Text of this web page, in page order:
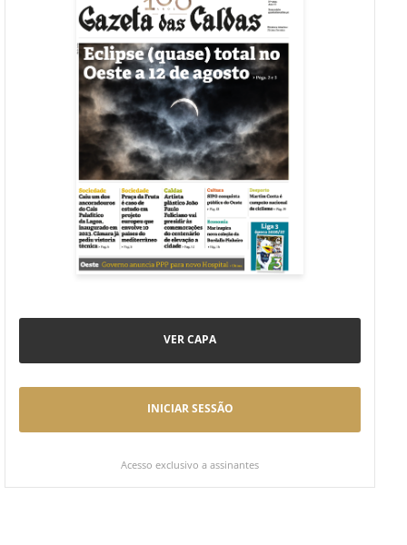
VER CAPA
INICIAR SESSÃO
Acesso exclusivo a assinantes